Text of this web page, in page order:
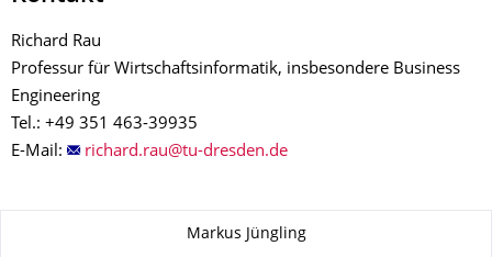
Richard Rau
Professur für Wirtschaftsinformatik, insbesondere Business
Engineering
Tel.: +49 351 463-39935
E-Mail:
Markus Jüngling